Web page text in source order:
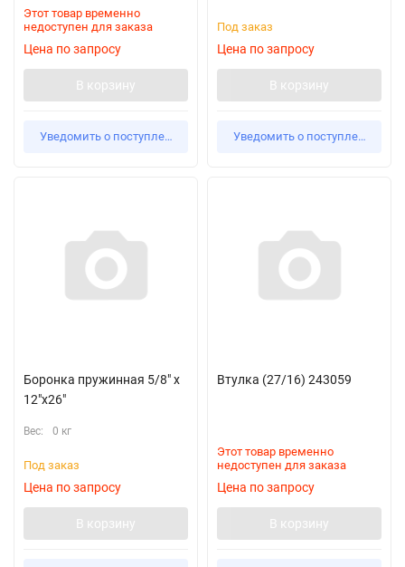
Этот товар временно
недоступен для заказа
Цена по запросу
В корзину
Уведомить о поступлении
Под заказ
Цена по запросу
В корзину
Уведомить о поступлении
Боронка пружинная 5/8" х
12"х26"
Вес: 0 кг
Под заказ
Цена по запросу
В корзину
Втулка (27/16) 243059
Этот товар временно
недоступен для заказа
Цена по запросу
В корзину